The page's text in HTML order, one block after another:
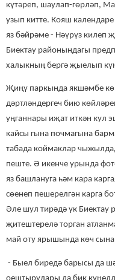
күтәреп, шаулап-гөрләп,
узып китте. Кояш
яз бәйрәме - Нәүрүз килеп
Биектау районындагы
халыкның бергә җыелып
Җиңү паркында якшәмбе
дәртләндергеч бию
уңганнары иҗат иткән кул
кайсы гына почмагына
табада коймаклар
пеште. Ә икенче урында
яз башлануга һәм кара
сөенеп пешерелгән карга
Әле шул тирәдә үк Биектау
җитештерелә торган
май оту ярышында көч
- Быел биредә барысы да